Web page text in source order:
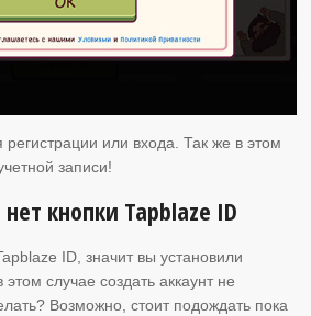
или входа. Так же в этом
записи!
кнопки Tapblaze ID
ID, значит вы установили
случае создать аккаунт не
Возможно, стоит подождать пока